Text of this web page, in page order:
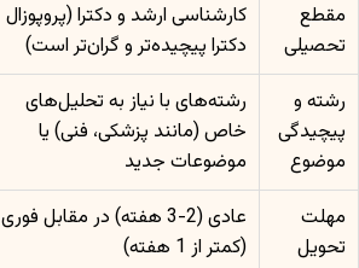
مقطع
تحصیلی
کارشناسی ارشد و دکترا (پروپوزال
دکترا پیچیده‌تر و گران‌تر است)
رشته و
پیچیدگی
موضوع
رشته‌های با نیاز به تحلیل‌های
خاص (مانند پزشکی، فنی) یا
موضوعات جدید
مهلت
تحویل
عادی (2-3 هفته) در مقابل فوری
(کمتر از 1 هفته)